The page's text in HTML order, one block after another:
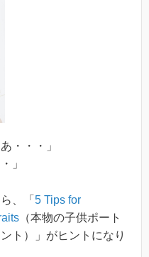
・・・」
」
、「 5 Tips for
（本物の子供ポート
ト）」がヒントになり